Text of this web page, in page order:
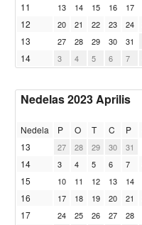
11 13 14 15 16 17
12 20 21 22 23 24
13 27 28 29 30 31
14 3 4 5 6 7
Nedelas 2023 Aprilis
Nedela P O T C P
13
27 28 29 30 31
14 3 4 5 6 7
15 10 11 12 13 14
16 17 18 19 20 21
17 24 25 26 27 28